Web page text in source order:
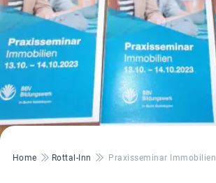
Pfadnavigation
Home Rottal-Inn Praxisseminar Immobilien